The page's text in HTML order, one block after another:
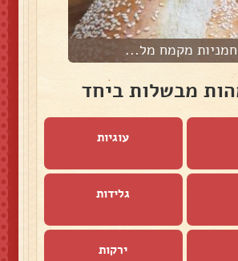
מקמח מל...
מבשלות ביחד
עוגיות
גלידות
ירקות